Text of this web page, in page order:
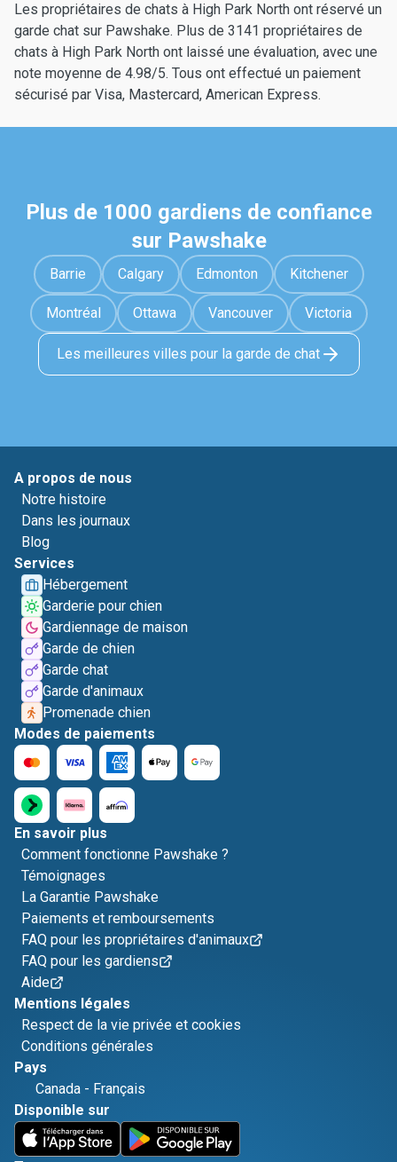
Les propriétaires de chats à High Park North ont réservé un
garde chat sur Pawshake. Plus de 3141 propriétaires de
chats à High Park North ont laissé une évaluation, avec une
note moyenne de 4.98/5. Tous ont effectué un paiement
sécurisé par Visa, Mastercard, American Express.
Plus de 1000 gardiens de confiance
sur Pawshake
Barrie Calgary Edmonton Kitchener
Montréal Ottawa Vancouver Victoria
Les meilleures villes pour la garde de chat
A propos de nous
Notre histoire
Dans les journaux
Blog
Services
Hébergement
Garderie pour chien
Gardiennage de maison
Garde de chien
Garde chat
Garde d'animaux
Promenade chien
Modes de paiements
En savoir plus
Comment fonctionne Pawshake ?
Témoignages
La Garantie Pawshake
Paiements et remboursements
FAQ pour les propriétaires d'animaux
FAQ pour les gardiens
Aide
Mentions légales
Respect de la vie privée et cookies
Conditions générales
Pays
Canada - Français
Disponible sur